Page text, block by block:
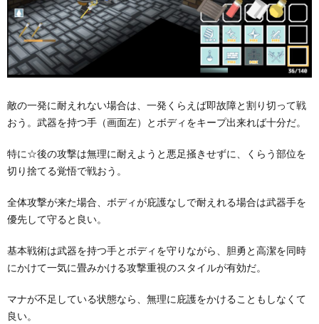
敵の一発に耐えれない場合は、一発くらえば即故障と割り切って戦
おう。武器を持つ手（画面左）とボディをキープ出来れば十分だ。
特に☆後の攻撃は無理に耐えようと悪足掻きせずに、くらう部位を
切り捨てる覚悟で戦おう。
全体攻撃が来た場合、ボディが庇護なしで耐えれる場合は武器手を
優先して守ると良い。
基本戦術は武器を持つ手とボディを守りながら、胆勇と高潔を同時
にかけて一気に畳みかける攻撃重視のスタイルが有効だ。
マナが不足している状態なら、無理に庇護をかけることもしなくて
良い。